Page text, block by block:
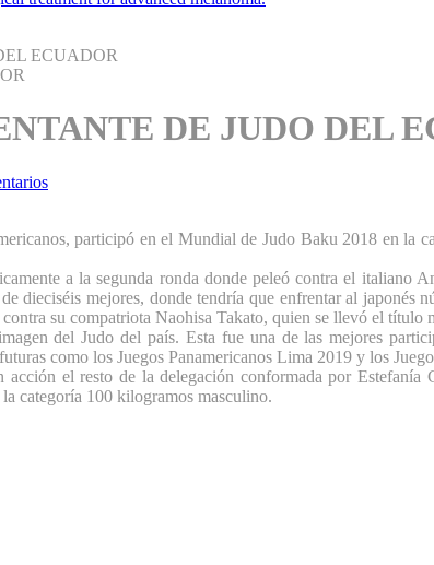
ECUADOR
DE JUDO DEL
participó en el Mundial de Judo Baku 2018 en la
a la segunda ronda donde peleó contra el italiano
mejores, donde tendría que enfrentar al japonés
su compatriota Naohisa Takato, quien se llevó el título
del Judo del país. Esta fue una de las mejores
como los Juegos Panamericanos Lima 2019 y los
el resto de la delegación conformada por
categoría 100 kilogramos masculino.